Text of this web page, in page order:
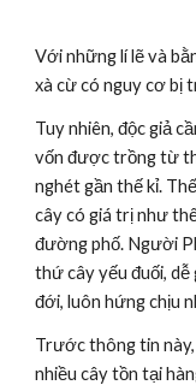
Với những lí lẽ và
xà cừ có nguy cơ bị
Tuy nhiên, độc giả
vốn được trồng từ
nghét gần thế kỉ.
cây có giá trị như
đường phố. Người
thứ cây yếu đuối,
đới, luôn hứng chịu
Trước thông tin này,
nhiều cây tồn tại